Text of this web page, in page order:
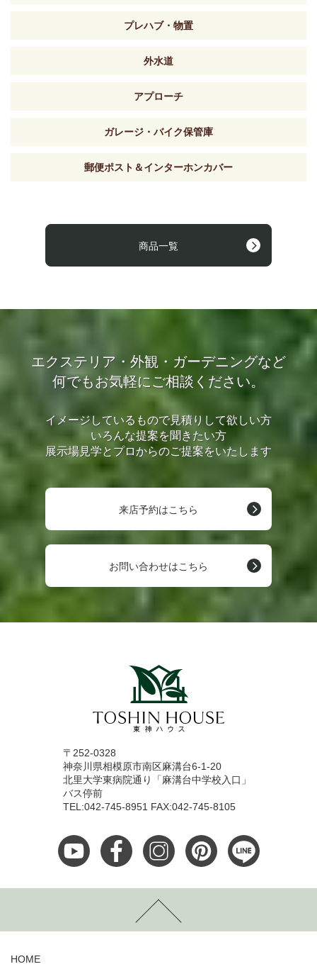
プレハブ・物置
外水道
アプローチ
ガレージ・バイク保管庫
郵便ポスト＆インターホンカバー
商品一覧
エクステリア・外観・ガーデニングなど
何でもお気軽にご相談ください。
イメージしているもので見積りして欲しい方
いろんな提案を聞きたい方
展示場見学とプロからのご提案をいたします
来店予約はこちら
お問い合わせはこちら
〒252-0328
神奈川県相模原市南区麻溝台6-1-20
北里大学東病院通り「麻溝台中学校入口」
バス停前
TEL:042-745-8951 FAX:042-745-8105
HOME